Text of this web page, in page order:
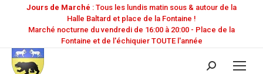
Jours de Marché : Tous les lundis matin sous & autour de la
Halle Baltard et place de la Fontaine !
Marché nocturne du vendredi de 16:00 à 20:00 - Place de la
Fontaine et de l'échiquier TOUTE l'année
Recherche